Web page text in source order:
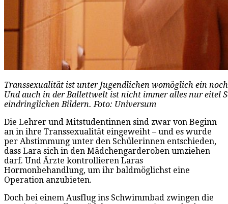
Transsexualität ist unter Jugendlichen womöglich ein
Und auch in der Ballettwelt ist nicht immer alles nur eitel
eindringlichen Bildern. Foto: Universum
Die Lehrer und Mitstudentinnen sind zwar von Beginn
an in ihre Transsexualität eingeweiht – und es wurde
per Abstimmung unter den Schülerinnen entschieden,
dass Lara sich in den Mädchengarderoben umziehen
darf. Und Ärzte kontrollieren Laras
Hormonbehandlung, um ihr baldmöglichst eine
Operation anzubieten.
Doch bei einem Ausflug ins Schwimmbad zwingen die